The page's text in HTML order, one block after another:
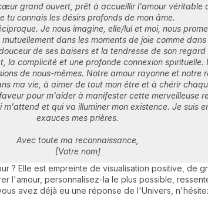
grand ouvert, prêt à accueillir l'amour véritable
tu connais les désirs profonds de mon âme.
Je nous imagine, elle/lui et moi, nous
dans les moments de joie comme
de ses baisers et la tendresse de son regard
la complicité et une profonde connexion spirituelle.
de nous-mêmes. Notre amour rayonne et notre
ma vie, à aimer de tout mon être et à chérir
pour m'aider à manifester cette merveilleuse
et qui va illuminer mon existence. Je suis
exauces mes prières.
Avec toute ma reconnaissance,
[Votre nom]
? Elle est empreinte de visualisation positive, de
l'amour, personnalisez-la le plus possible,
avez déjà eu une réponse de l'Univers,